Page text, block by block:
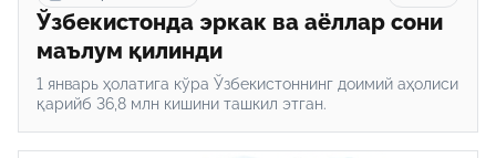
Ўзбекистонда эркак ва аёллар сони
маълум қилинди
1 январь ҳолатига кўра Ўзбекистоннинг доимий аҳолиси
қарийб 36,8 млн кишини ташкил этган.